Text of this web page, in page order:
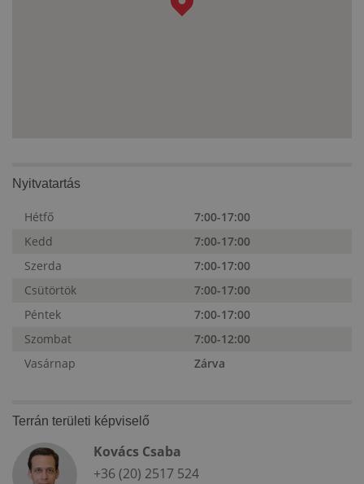
Nyitvatartás
Hétfő
7:00-17:00
Kedd
7:00-17:00
Szerda
7:00-17:00
Csütörtök
7:00-17:00
Péntek
7:00-17:00
Szombat
7:00-12:00
Vasárnap
Zárva
Terrán területi képviselő
Kovács Csaba
+36 (20) 2517 524